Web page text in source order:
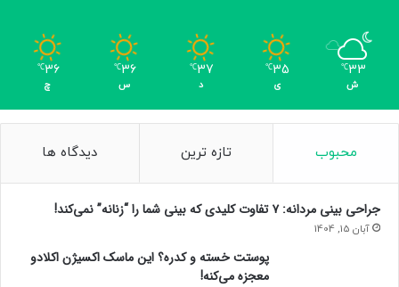
33
℃
ش
35
℃
ی
37
℃
د
36
℃
س
36
℃
چ
محبوب تازه ترین دیدگاه ها
جراحی بینی مردانه: ۷ تفاوت کلیدی که بینی شما را “زنانه” نمی‌کند!
آبان 15, 1404
پوستت خسته و کدره؟ این ماسک اکسیژن اکلادو
معجزه می‌کنه!